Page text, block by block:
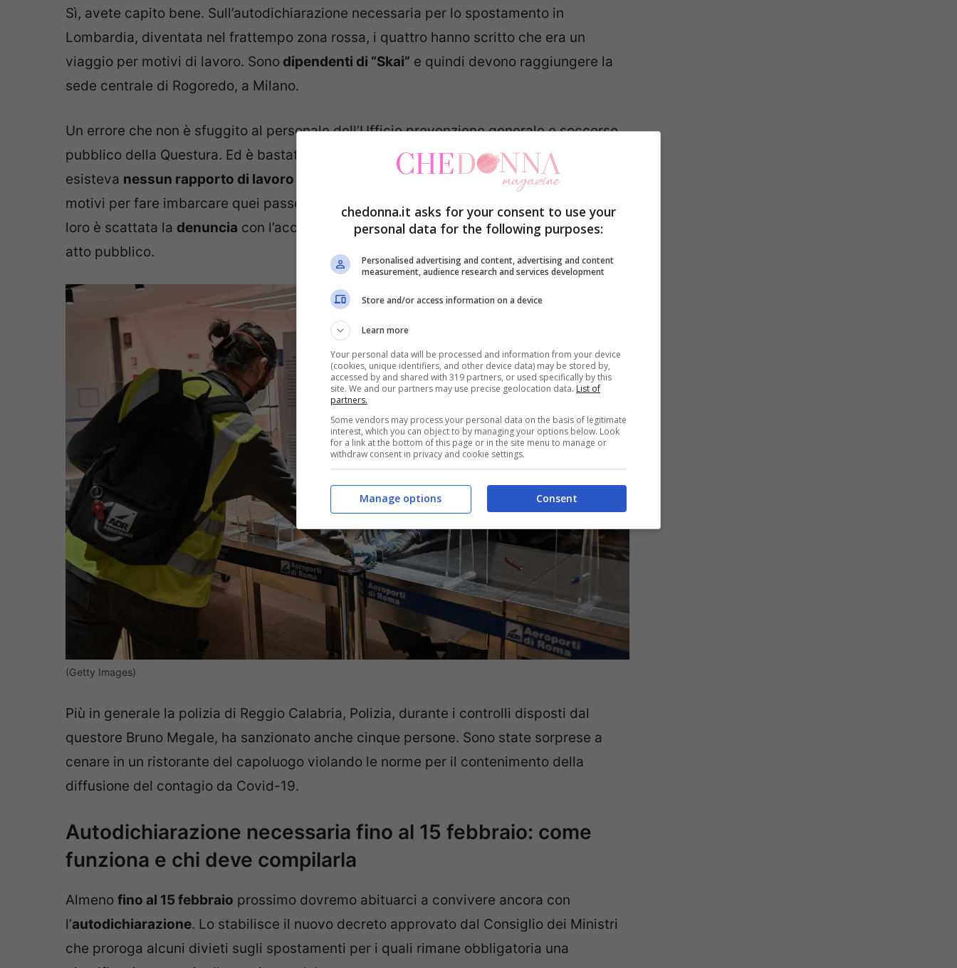
Sì, avete capito bene. Sull’autodichiarazione necessaria per lo spostamento in
Lombardia, diventata nel frattempo zona rossa, i quattro hanno scritto che era un
viaggio per motivi di lavoro. Sono dipendenti di “Skai” e quindi devono raggiungere la
sede centrale di Rogoredo, a Milano.
Un errore che non è sfuggito al personale dell’Ufficio prevenzione generale e soccorso
pubblico della Questura. Ed è bastato fare un rapido controllo per stabilire che non
esisteva nessun rapporto di lavoro con Sky
, quella vera, e quindi non c’erano nemmeno
motivi per fare imbarcare quei passeggeri nonostante avessero regolare biglietto. Per
loro è scattata la denuncia con l’accusa di falsità ideologica commessa da privato in
atto pubblico.
(Getty Images)
Più in generale la polizia di Reggio Calabria, Polizia, durante i controlli disposti dal
questore Bruno Megale, ha sanzionato anche cinque persone. Sono state sorprese a
cenare in un ristorante del capoluogo violando le norme per il contenimento della
diffusione del contagio da Covid-19.
Autodichiarazione necessaria fino al 15 febbraio: come
funziona e chi deve compilarla
Almeno fino al 15 febbraio prossimo dovremo abituarci a convivere ancora con
l’autodichiarazione. Lo stabilisce il nuovo decreto approvato dal Consiglio dei Ministri
che proroga alcuni divieti sugli spostamenti per i quali rimane obbligatoria una
chedonna.it asks for your consent to use your
personal data for the following purposes:
Personalised advertising and content, advertising and content
measurement, audience research and services development
Store and/or access information on a device
Learn more
Your personal data will be processed and information from your device
(cookies, unique identifiers, and other device data) may be stored by,
accessed by and shared with 319 partners, or used specifically by this
site. We and our partners may use precise geolocation data. List of
partners.
Some vendors may process your personal data on the basis of legitimate
interest, which you can object to by managing your options below. Look
for a link at the bottom of this page or in the site menu to manage or
withdraw consent in privacy and cookie settings.
Consent
Manage options